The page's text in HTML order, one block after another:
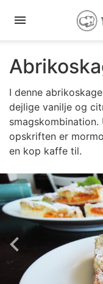
I denne
dejlige vanilje og
opskriften er
en kop kaffe til.